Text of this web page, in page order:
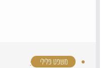
משפט פלילי ·